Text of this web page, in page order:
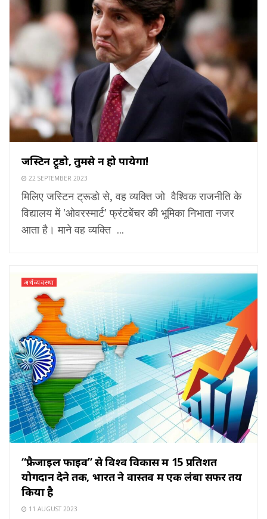
जस्टिन ट्रूडो, तुमसे न हो पायेगा!
22 SEPTEMBER 2023
मिलिए जस्टिन ट्रूडो से, वह व्यक्ति जो वैश्विक राजनीति के
विद्यालय में 'ओवरस्मार्ट' फ्रंटबेंचर की भूमिका निभाता नजर
आता है। माने वह व्यक्ति ...
अर्थव्यवस्था
“फ्रैजाइल फाइव” से विश्व विकास में 15 प्रतिशत
योगदान देने तक, भारत ने वास्तव में एक लंबा सफर तय
किया है
11 AUGUST 2023